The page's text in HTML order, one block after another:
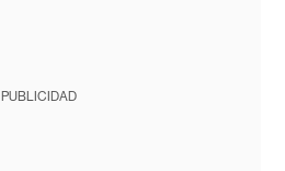
PUBLICIDAD